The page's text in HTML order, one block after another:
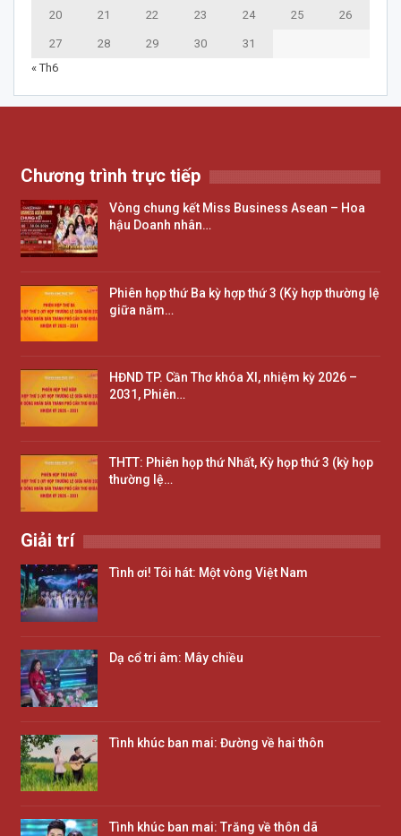
20 21 22 23 24 25 26
27 28 29 30
31
« Th6
Chương trình trực tiếp
Vòng chung kết Miss Business Asean – Hoa
hậu Doanh nhân…
Phiên họp thứ Ba kỳ hợp thứ 3 (Kỳ hợp thường lệ
giữa năm…
HĐND TP. Cần Thơ khóa XI, nhiệm kỳ 2026 –
2031, Phiên…
THTT: Phiên họp thứ Nhất, Kỳ họp thứ 3 (kỳ họp
thường lệ…
Giải trí
Tình ơi! Tôi hát: Một vòng Việt Nam
Dạ cổ tri âm: Mây chiều
Tình khúc ban mai: Đường về hai thôn
Tình khúc ban mai: Trăng về thôn dã